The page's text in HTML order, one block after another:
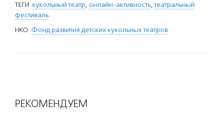
ТЕГИ: кукольный театр, онлайн-активность,театральный
фестиваль
НКО: Фонд развития детских кукольных театров
РЕКОМЕНДУЕМ